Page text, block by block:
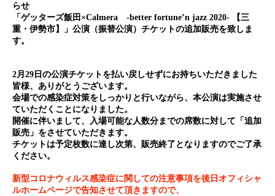
らせ
「ゲッターズ飯田×Calmera -better fortune’n jazz 2020- 【三
重・伊勢市】」公演（振替公演）チケットの追加販売を致しま
す。
2月29日の公演チケットを払い戻しせずにお持ちいただきました
皆様、ありがとうございます。
会場での感染症対策をしっかりと行いながら、本公演は実施させ
ていただくことになりました。
開催に伴いまして、入場可能な人数分までの席数に対して「追加
販売」をさせていただきます。
チケットは予定枚数に達し次第、販売終了となりますのでご了承
ください。
新型コロナウィルス感染症に関しての注意事項を後日オフィシャ
ルホームページで告知させて頂きますので、